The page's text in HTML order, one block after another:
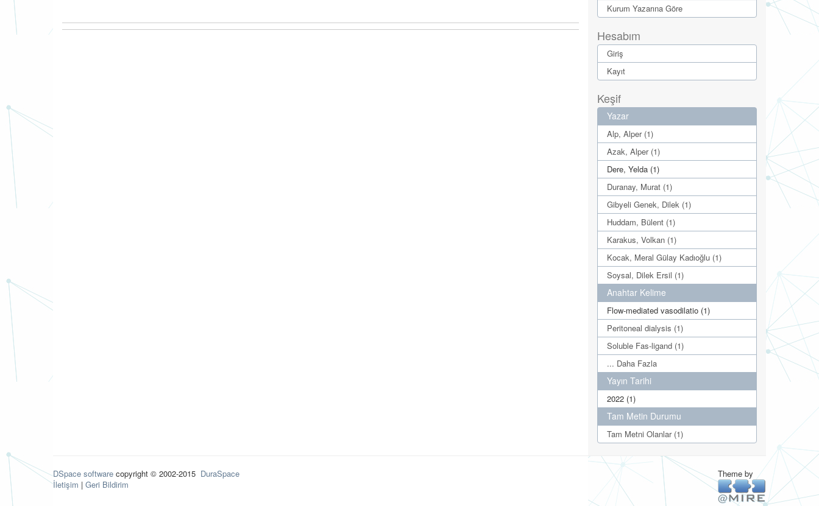
Kurum Yazarına Göre
Hesabım
Giriş
Kayıt
Keşif
Yazar
Alp, Alper (1)
Azak, Alper (1)
Dere, Yelda (1)
Duranay, Murat (1)
Gibyeli Genek, Dilek (1)
Huddam, Bülent (1)
Karakus, Volkan (1)
Kocak, Meral Gülay Kadıoğlu (1)
Soysal, Dilek Ersil (1)
Anahtar Kelime
Flow-mediated vasodilatio (1)
Peritoneal dialysis (1)
Soluble Fas-ligand (1)
... Daha Fazla
Yayın Tarihi
2022 (1)
Tam Metin Durumu
Tam Metni Olanlar (1)
DSpace software copyright © 2002-2015 DuraSpace
İletişim | Geri Bildirim
Theme by